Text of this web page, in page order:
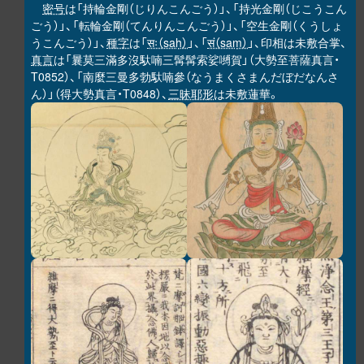
密号は「持輪金剛（じりんこんごう）」、「持光金剛（じこうこん
ごう）」、「転輪金剛（てんりんこんごう）」、「空生金剛（くうしょ
うこんごう）」、種字は「सः（saḥ） 」、「सं（saṃ） 」、印相は未敷合掌、
真言は「曩莫三滿多沒馱喃三髯髯索娑嚩賀」（大勢至菩薩真言・
T0852）、「南麼三曼多勃馱喃參（なうまくさまんだぼだなんさ
ん）」（得大勢真言・T0848）、三昧耶形は未敷蓮華。